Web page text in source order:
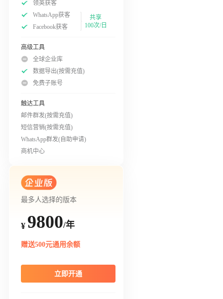
领英获客
WhatsApp获客
Facebook获客
共享
100次/日
高级工具
全球企业库
数据导出(按需充值)
免费子账号
触达工具
邮件群发(按需充值)
短信营销(按需充值)
WhatsApp群发(自助申请)
商机中心
最多人选择的版本
¥ 9800/年
赠送500元通用余额
立即开通